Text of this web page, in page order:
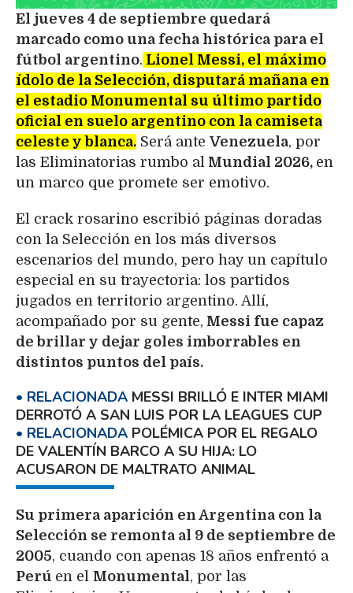
El jueves 4 de septiembre quedará
marcado como una fecha histórica para el
fútbol argentino. Lionel Messi, el máximo
ídolo de la Selección, disputará mañana en
el estadio Monumental su último partido
oficial en suelo argentino con la camiseta
celeste y blanca. Será ante Venezuela, por
las Eliminatorias rumbo al Mundial 2026, en
un marco que promete ser emotivo.
El crack rosarino escribió páginas doradas
con la Selección en los más diversos
escenarios del mundo, pero hay un capítulo
especial en su trayectoria: los partidos
jugados en territorio argentino. Allí,
acompañado por su gente, Messi fue capaz
de brillar y dejar goles imborrables en
distintos puntos del país.
MESSI BRILLÓ E INTER MIAMI
DERROTÓ A SAN LUIS POR LA LEAGUES CUP
POLÉMICA POR EL REGALO
DE VALENTÍN BARCO A SU HIJA: LO
ACUSARON DE MALTRATO ANIMAL
Su primera aparición en Argentina con la
Selección se remonta al 9 de septiembre de
2005, cuando con apenas 18 años enfrentó a
Perú en el Monumental, por las